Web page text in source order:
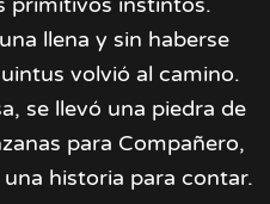
llena y sin haberse
volvió al camino.
se llevó una piedra de
para Compañero,
historia para contar.